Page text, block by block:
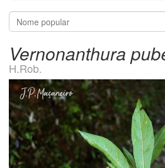
Vernonanthura
H.Rob.